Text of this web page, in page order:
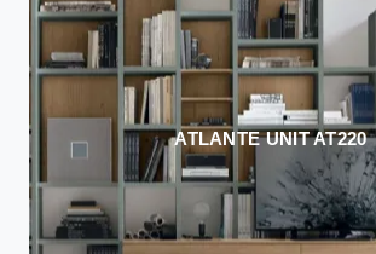
ATLANTE UNIT AT220